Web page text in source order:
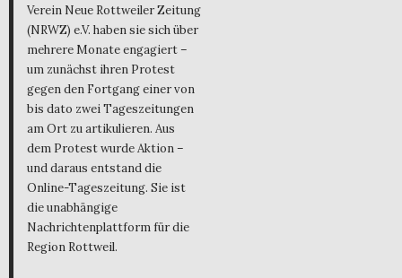
Verein Neue Rottweiler Zeitung
(NRWZ) e.V. haben sie sich über
mehrere Monate engagiert –
um zunächst ihren Protest
gegen den Fortgang einer von
bis dato zwei Tageszeitungen
am Ort zu artikulieren. Aus
dem Protest wurde Aktion –
und daraus entstand die
Online-Tageszeitung. Sie ist
die unabhängige
Nachrichtenplattform für die
Region Rottweil.